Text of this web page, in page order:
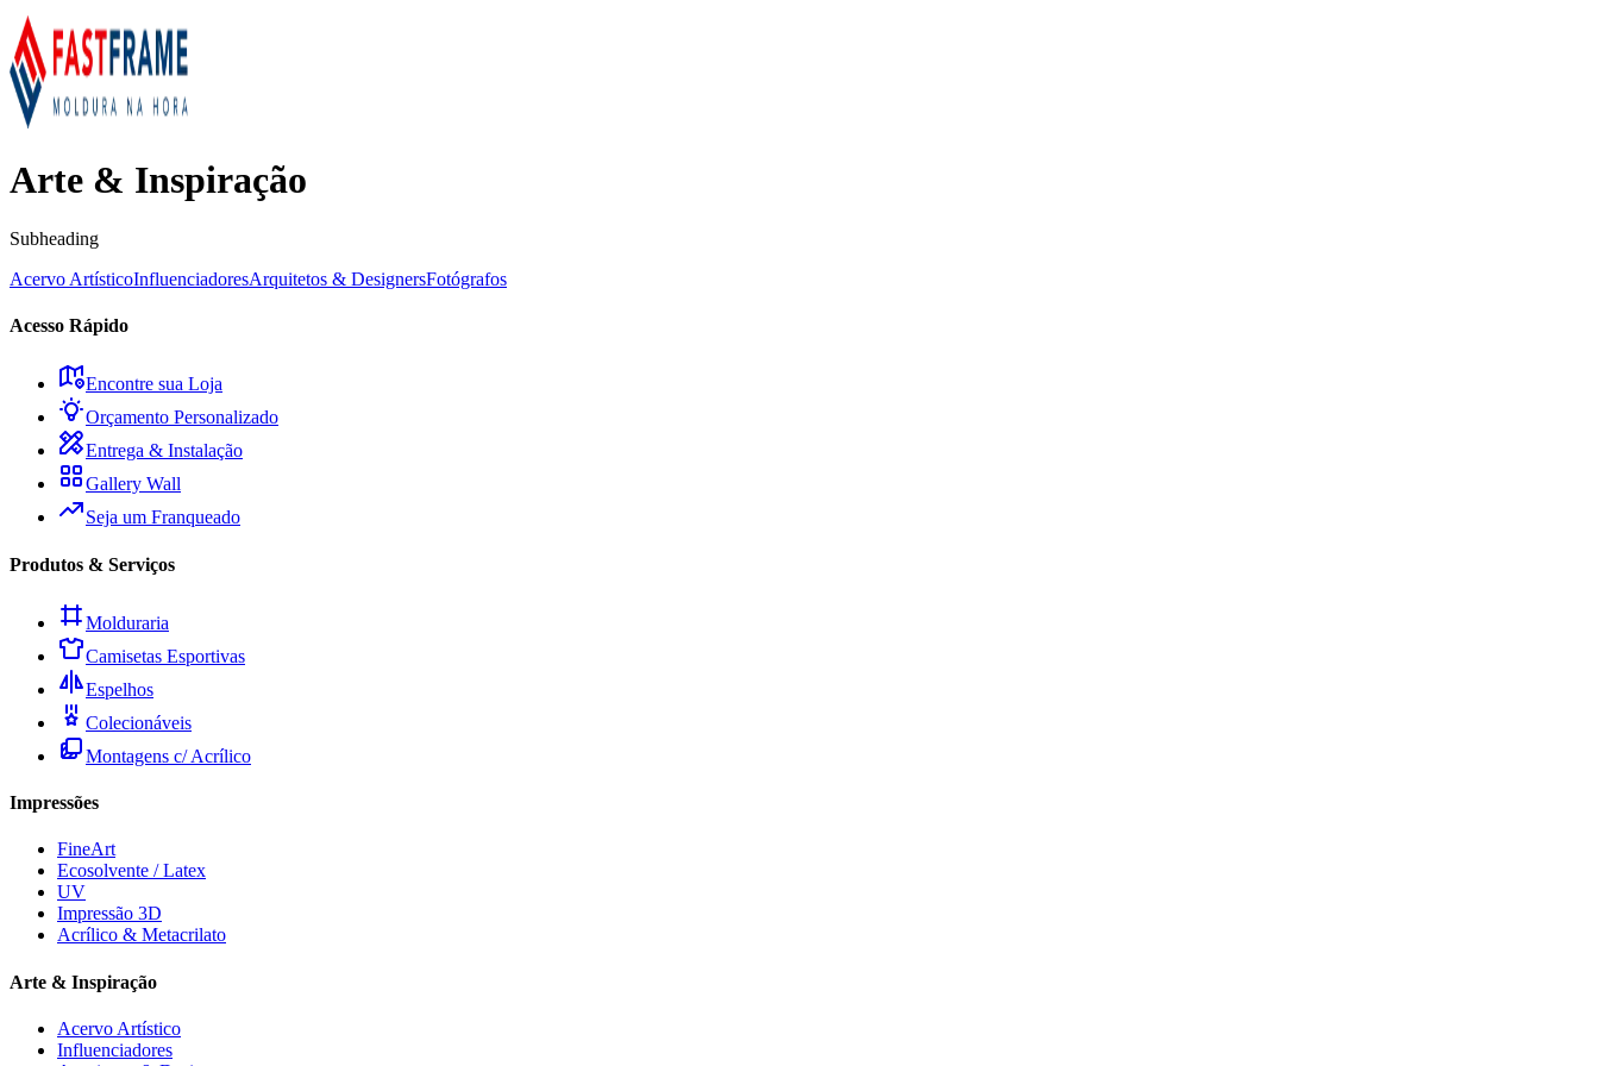
Arte & Inspiração
Subheading
Acervo ArtísticoInfluenciadoresArquitetos & DesignersFotógrafos
Acesso Rápido
Encontre sua Loja
Orçamento Personalizado
Entrega & Instalação
Gallery Wall
Seja um Franqueado
Produtos & Serviços
Molduraria
Camisetas Esportivas
Espelhos
Colecionáveis
Montagens c/ Acrílico
Impressões
FineArt
Ecosolvente / Latex
UV
Impressão 3D
Acrílico & Metacrilato
Arte & Inspiração
Acervo Artístico
Influenciadores